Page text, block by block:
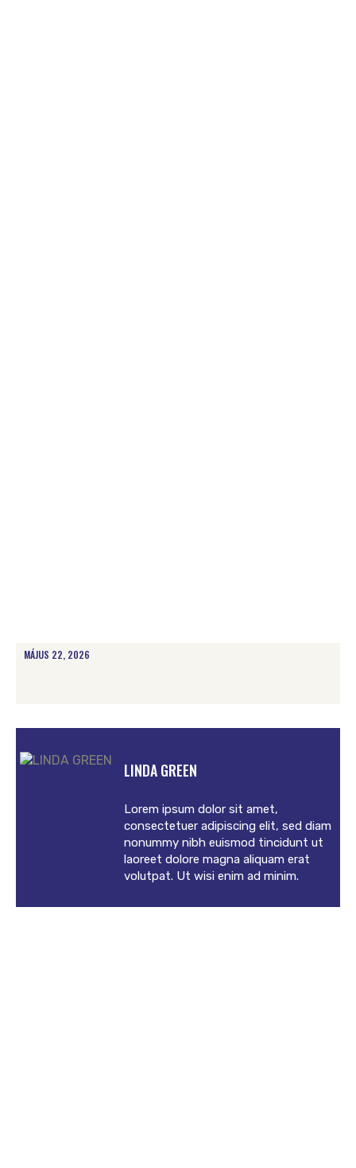
MÁJUS 22, 2026
LINDA GREEN
Lorem ipsum dolor sit amet,
consectetuer adipiscing elit, sed diam
nonummy nibh euismod tincidunt ut
laoreet dolore magna aliquam erat
volutpat. Ut wisi enim ad minim.